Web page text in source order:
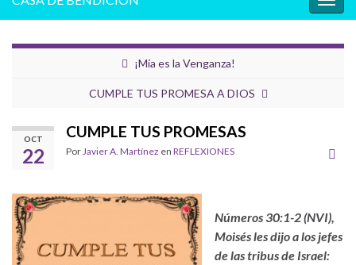
la
¡Mía es la Venganza!
CUMPLE TUS PROMESA A DIOS
OCT
22
CUMPLE TUS PROMESAS
Por Javier A. Martínez en REFLEXIONES
Números 30:1-2 (NVI),
Moisés les dijo a los jefes
de las tribus de Israel: